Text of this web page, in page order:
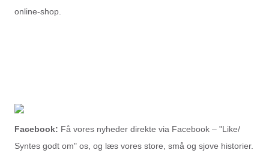
online-shop.
Facebook: Få vores nyheder direkte via Facebook – "Like/
Syntes godt om" os, og læs vores store, små og sjove historier.